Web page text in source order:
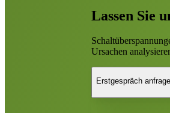
Lassen Sie
Ursachen
Erstgespräch